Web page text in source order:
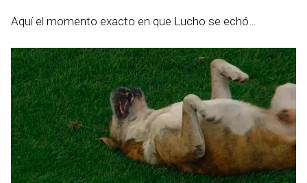
Aquí el momento exacto en que Lucho se echó…